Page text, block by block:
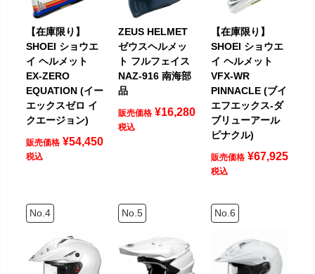
【在庫限り】
SHOEI ショウエ
イ ヘルメット
EX-ZERO
EQUATION (イー
エックスゼロ イ
クエージョン)
販売価格 ¥54,450
税込
ZEUS HELMET
ゼウスヘルメッ
ト フルフェイス
NAZ-916 南海部
品
販売価格 ¥16,280
税込
【在庫限り】
SHOEI ショウエ
イ ヘルメット
VFX-WR
PINNACLE (ブイ
エフエックス-ダ
ブリューアール
ピナクル)
販売価格 ¥67,925
税込